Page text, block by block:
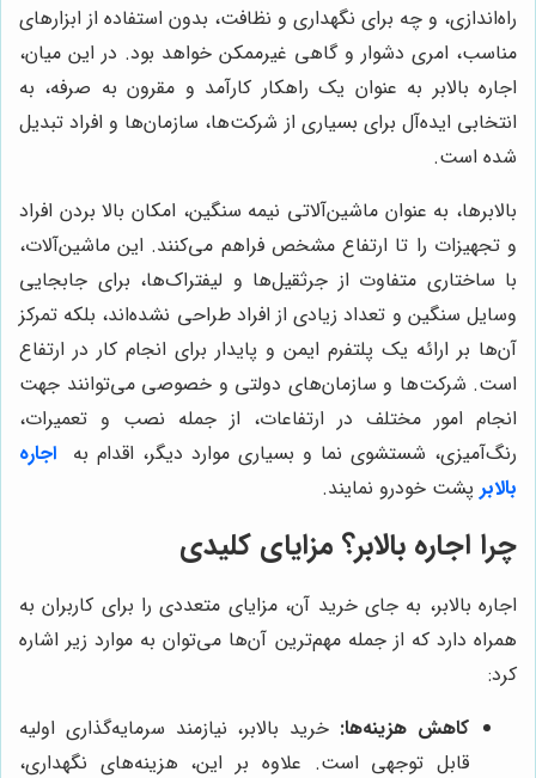
راه‌اندازی، و چه برای نگهداری و نظافت، بدون استفاده از ابزارهای
مناسب، امری دشوار و گاهی غیرممکن خواهد بود. در این میان،
اجاره بالابر به عنوان یک راهکار کارآمد و مقرون به صرفه، به
انتخابی ایده‌آل برای بسیاری از شرکت‌ها، سازمان‌ها و افراد تبدیل
شده است.
بالابرها، به عنوان ماشین‌آلاتی نیمه سنگین، امکان بالا بردن افراد
و تجهیزات را تا ارتفاع مشخص فراهم می‌کنند. این ماشین‌آلات،
با ساختاری متفاوت از جرثقیل‌ها و لیفتراک‌ها، برای جابجایی
وسایل سنگین و تعداد زیادی از افراد طراحی نشده‌اند، بلکه تمرکز
آن‌ها بر ارائه یک پلتفرم ایمن و پایدار برای انجام کار در ارتفاع
است. شرکت‌ها و سازمان‌های دولتی و خصوصی می‌توانند جهت
انجام امور مختلف در ارتفاعات، از جمله نصب و تعمیرات،
رنگ‌آمیزی، شستشوی نما و بسیاری موارد دیگر، اقدام به اجاره
بالابر پشت خودرو نمایند.
چرا اجاره بالابر؟ مزایای کلیدی
اجاره بالابر، به جای خرید آن، مزایای متعددی را برای کاربران به
همراه دارد که از جمله مهم‌ترین آن‌ها می‌توان به موارد زیر اشاره
کرد:
کاهش هزینه‌ها: خرید بالابر، نیازمند سرمایه‌گذاری اولیه
قابل توجهی است. علاوه بر این، هزینه‌های نگهداری،